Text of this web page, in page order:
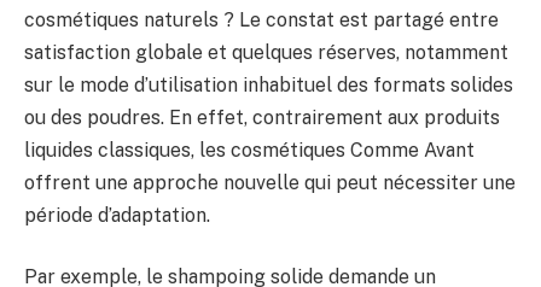
cosmétiques naturels ? Le constat est partagé entre
satisfaction globale et quelques réserves, notamment
sur le mode d’utilisation inhabituel des formats solides
ou des poudres. En effet, contrairement aux produits
liquides classiques, les cosmétiques Comme Avant
offrent une approche nouvelle qui peut nécessiter une
période d’adaptation.
Par exemple, le shampoing solide demande un